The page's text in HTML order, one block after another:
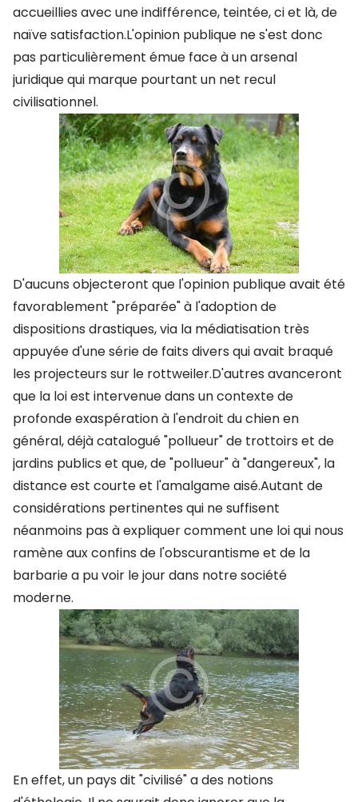
accueillies avec une indifférence, teintée, ci et là, de
naïve satisfaction.L'opinion publique ne s'est donc
pas particulièrement émue face à un arsenal
juridique qui marque pourtant un net recul
civilisationnel.
D'aucuns objecteront que l'opinion publique avait été
favorablement "préparée" à l'adoption de
dispositions drastiques, via la médiatisation très
appuyée d'une série de faits divers qui avait braqué
les projecteurs sur le rottweiler.D'autres avanceront
que la loi est intervenue dans un contexte de
profonde exaspération à l'endroit du chien en
général, déjà catalogué "pollueur" de trottoirs et de
jardins publics et que, de "pollueur" à "dangereux", la
distance est courte et l'amalgame aisé.Autant de
considérations pertinentes qui ne suffisent
néanmoins pas à expliquer comment une loi qui nous
ramène aux confins de l'obscurantisme et de la
barbarie a pu voir le jour dans notre société
moderne.
En effet, un pays dit "civilisé" a des notions